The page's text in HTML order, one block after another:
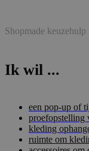
Shopmade keuzehulp
Ik wil ...
een pop-up of
proefopstelling
kleding
ruimte om